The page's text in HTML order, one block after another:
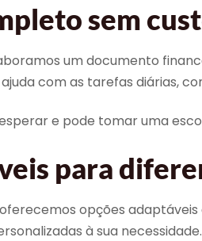
sem
um documento
com as tarefas diárias,
e pode tomar uma
para
opções
à sua necessidade.